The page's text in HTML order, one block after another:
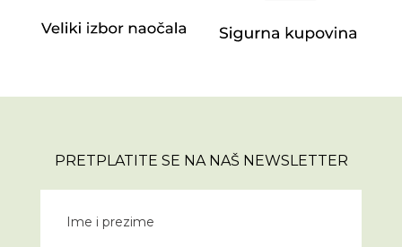
PRETPLATITE SE NA NAŠ NEWSLETTER